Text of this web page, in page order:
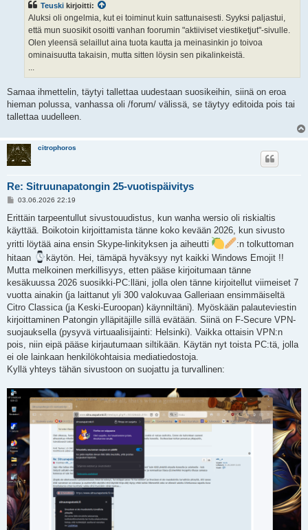
Teuski kirjoitti:
Aluksi oli ongelmia, kut ei toiminut kuin sattunaisesti. Syyksi paljastui,
että mun suosikit osoitti vanhan foorumin "aktiiviset viestiketjut"-sivulle.
Olen yleensä selaillut aina tuota kautta ja meinasinkin jo toivoa
ominaisuutta takaisin, mutta sitten löysin sen pikalinkeistä.
Samaa ihmettelin, täytyi tallettaa uudestaan suosikeihin, siinä on eroa
hieman polussa, vanhassa oli /forum/ välissä, se täytyy editoida pois tai
tallettaa uudelleen.
citrophoros
Re: Sitruunapatongin 25-vuotispäivitys
V
e
t
i
03.06.2026 22:19
Erittäin tarpeentullut sivustouudistus, kun wanha wersio oli riskialtis
käyttää. Boikotoin kirjoittamista tänne koko kevään 2026, kun sivusto
yritti löytää aina ensin Skype-linkityksen ja aiheutti
:n tolkuttoman
hitaan
käytön. Hei, tämäpä hyväksyy nyt kaikki Windows Emojit !!
Mutta melkoinen merkillisyys, etten pääse kirjoitumaan tänne
kesäkuussa 2026 suosikki-PC:lläni, jolla olen tänne kirjoitellut viimeiset 7
vuotta ainakin (ja laittanut yli 300 valokuvaa Galleriaan ensimmäiseltä
Citro Classica (ja Keski-Euroopan) käynniltäni). Myöskään palauteviestin
kirjoittaminen Patongin ylläpitäjille sillä evätään. Siinä on F-Secure VPN-
suojauksella (pysyvä virtuaalisijainti: Helsinki). Vaikka ottaisin VPN:n
pois, niin eipä pääse kirjautumaan siltikään. Käytän nyt toista PC:tä, jolla
ei ole lainkaan henkilökohtaisia mediatiedostoja.
Kyllä yhteys tähän sivustoon on suojattu ja turvallinen: